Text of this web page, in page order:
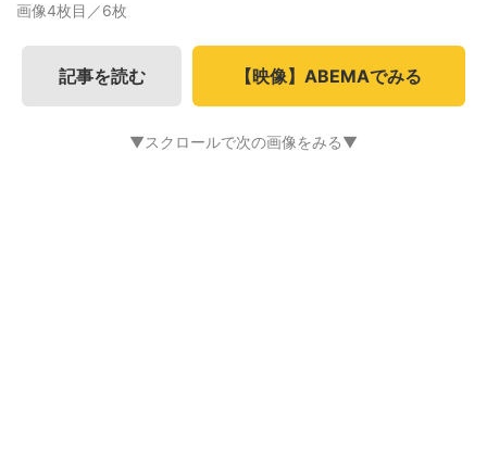
画像4枚目／6枚
記事を読む 【映像】ABEMAでみる
▼スクロールで次の画像をみる▼